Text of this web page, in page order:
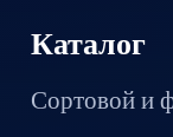
Каталог
Сортовой и